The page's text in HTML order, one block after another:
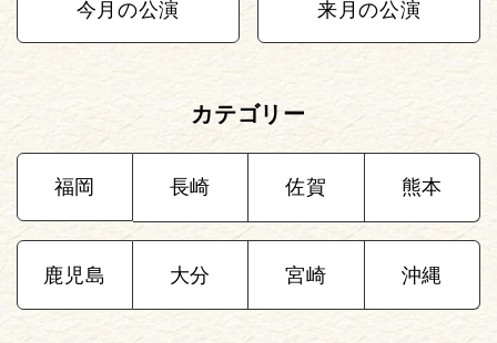
今月の公演 来月の公演
カテゴリー
福岡 長崎 佐賀 熊本
鹿児島 大分 宮崎 沖縄